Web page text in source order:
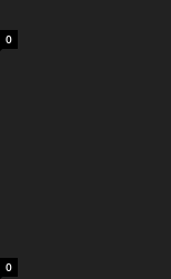
0
0